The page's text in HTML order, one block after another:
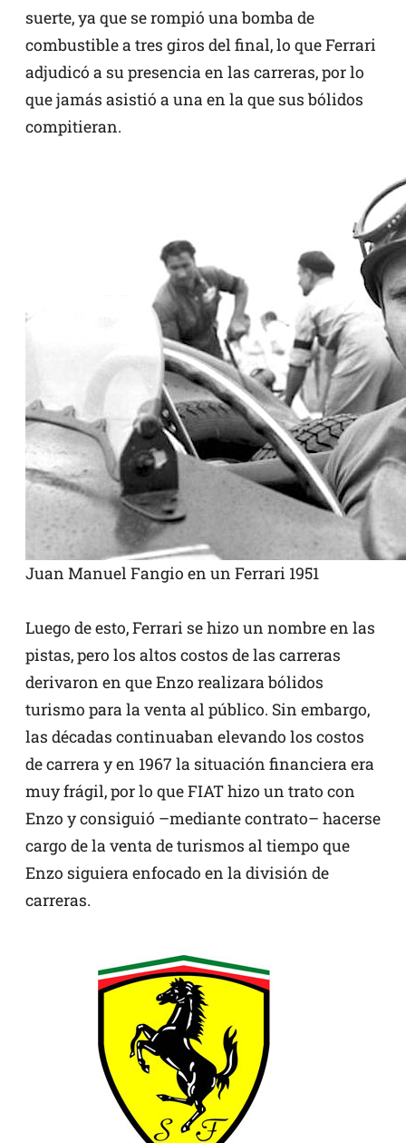
suerte, ya que se rompió una bomba de
combustible a tres giros del final, lo que Ferrari
adjudicó a su presencia en las carreras, por lo
que jamás asistió a una en la que sus bólidos
compitieran.
Juan Manuel Fangio en un Ferrari 1951
Luego de esto, Ferrari se hizo un nombre en las
pistas, pero los altos costos de las carreras
derivaron en que Enzo realizara bólidos
turismo para la venta al público. Sin embargo,
las décadas continuaban elevando los costos
de carrera y en 1967 la situación financiera era
muy frágil, por lo que FIAT hizo un trato con
Enzo y consiguió –mediante contrato– hacerse
cargo de la venta de turismos al tiempo que
Enzo siguiera enfocado en la división de
carreras.